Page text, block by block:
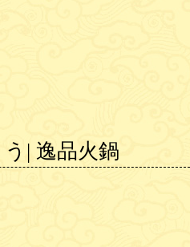
| 逸品火鍋